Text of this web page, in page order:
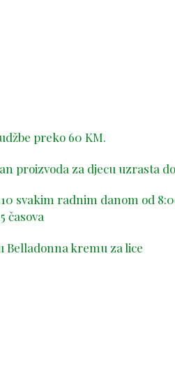
preko 60 KM.
proizvoda za djecu uzrasta
svakim radnim danom od
časova
Belladonna kremu za lice